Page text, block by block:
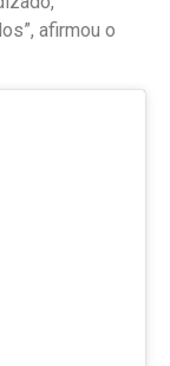
afirmou o